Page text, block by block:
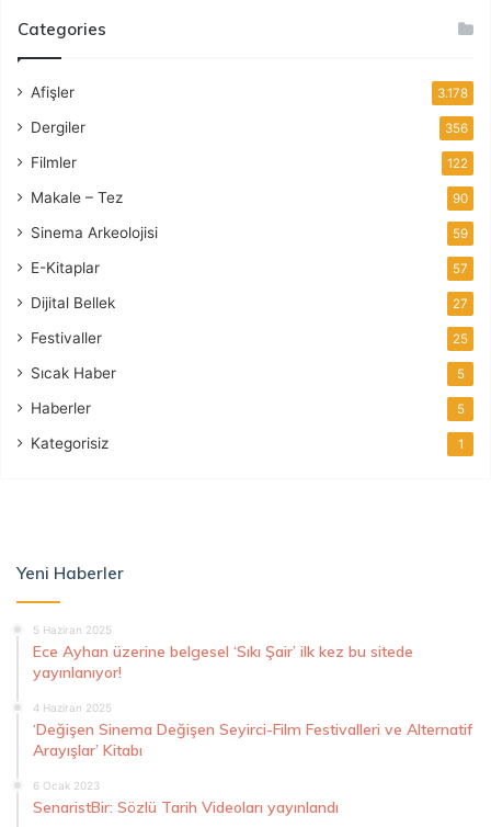
Categories
Afişler 3.178
Dergiler 356
Filmler 122
Makale – Tez 90
Sinema Arkeolojisi 59
E-Kitaplar 57
Dijital Bellek 27
Festivaller 25
Sıcak Haber 5
Haberler 5
Kategorisiz 1
Yeni Haberler
5 Haziran 2025
Ece Ayhan üzerine belgesel ‘Sıkı Şair’ ilk kez bu sitede
yayınlanıyor!
4 Haziran 2025
‘Değişen Sinema Değişen Seyirci-Film Festivalleri ve Alternatif
Arayışlar’ Kitabı
6 Ocak 2023
SenaristBir: Sözlü Tarih Videoları yayınlandı